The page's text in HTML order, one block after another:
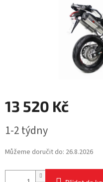
13 520 Kč
cena:
1-2 týdny
Můžeme doručit do: 26.8.2026